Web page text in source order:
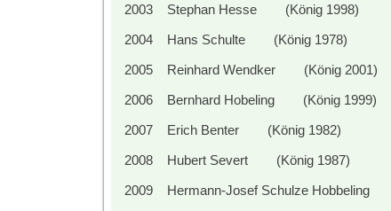
2003 Stephan Hesse (König 1998)
2004 Hans Schulte (König 1978)
2005 Reinhard Wendker (König 2001)
2006 Bernhard Hobeling (König 1999)
2007 Erich Benter (König 1982)
2008 Hubert Severt (König 1987)
2009 Hermann-Josef Schulze Hobbeling